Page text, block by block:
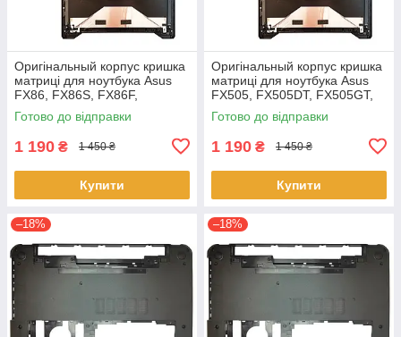
Оригінальный корпус кришка
матриці для ноутбука Asus
FX86, FX86S, FX86F,
FX86SF Series
Готово до відправки
1 190 ₴ 1 450 ₴
Купити
Оригінальный корпус кришка
матриці для ноутбука Asus
FX505, FX505DT, FX505GT,
FX505GE, FX505GD,
FX505DD
Готово до відправки
1 190 ₴ 1 450 ₴
Купити
–18% –18%